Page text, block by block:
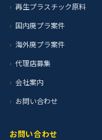
再生プラスチック原料
国内廃プラ案件
海外廃プラ案件
代理店募集
会社案内
お問い合わせ
お問い合わせ